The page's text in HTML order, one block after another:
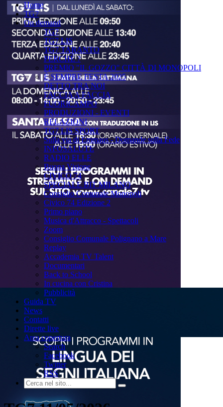
Home
TG7
On demand
TG7
TG7 LIS
TG7 TARANTO
PERCHÉ ?
PREMIO "IL GOZZO" CITTÀ DI MONOPOLI
È SEMPRE FESTA 2025
DETTO TRA NOI
FACCIA A FACCIA
FUORICAMPO
PRODUZIONI - EVENTI
RELAZIONI
TG7 LIS SPORT
Sulla via di Emmaus - Domande sulla Fede
INFOSALUTE
RADIO ELLE
Buona Visione
CIVICO 74
SPECIALE BIT MILANO
Consiglio Comunale Monopoli
Civico 74 Edizione 2
Primo piano
Musica d'Attracco - Spettacoli
Zoom
Consiglio Comunale Polignano a Mare
Replay
Accademia TV Talent
Documentari
Back to School
In cucina con Cristina
Pubblicità
Guida TV
News
Contatti
Dirette live
Area copertura
Search
Facebook
Twitter
RSS